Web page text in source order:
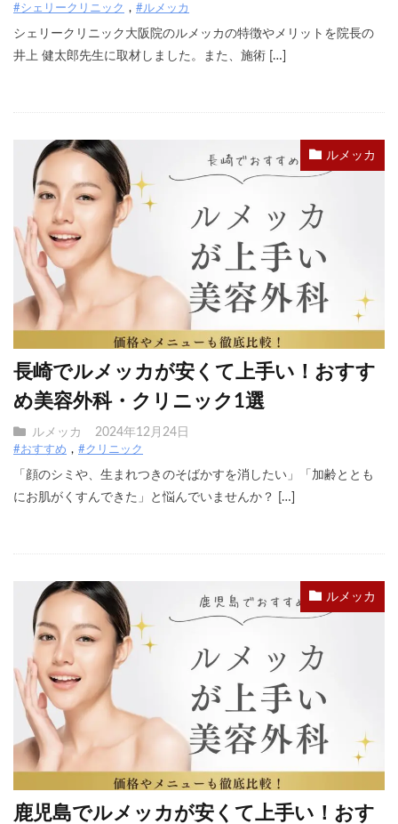
#シェリークリニック #ルメッカ
シェリークリニック大阪院のルメッカの特徴やメリットを院長の
井上 健太郎先生に取材しました。また、施術 […]
ルメッカ
長崎でルメッカが安くて上手い！おすす
め美容外科・クリニック1選
ルメッカ 2024年12月24日
#おすすめ #クリニック
「顔のシミや、生まれつきのそばかすを消したい」「加齢ととも
にお肌がくすんできた」と悩んでいませんか？ […]
ルメッカ
鹿児島でルメッカが安くて上手い！おす